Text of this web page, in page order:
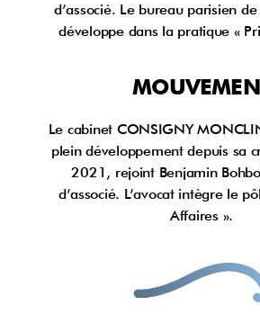
d’associé. Le bureau parisien
développe dans la pratique «
Le cabinet CONSIGNY
plein développement depuis sa
2021, rejoint Benjamin
d’associé. L’avocat intègre le
Affaires ».